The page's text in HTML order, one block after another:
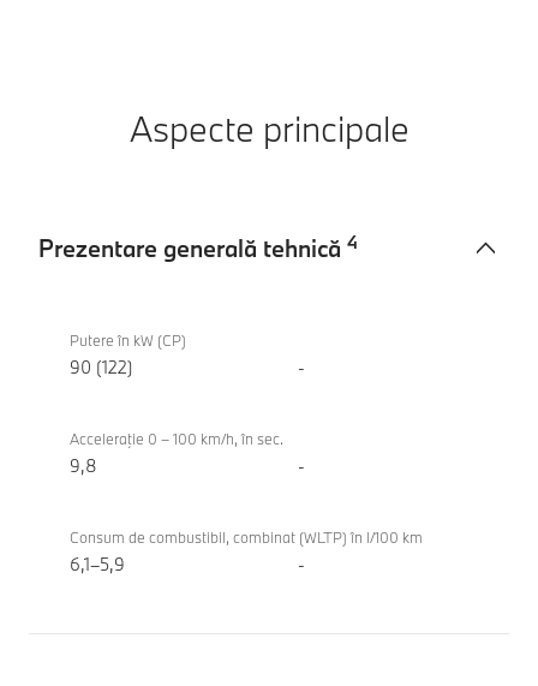
Aspecte principale
Prezentare generală tehnică 4
generală
tehnică
116
Putere în kW (CP)
90 (122) -
Acceleraţie 0 – 100 km/h, în sec.
9,8 -
Consum de combustibil, combinat (WLTP) în l/100 km
6,1–5,9 -